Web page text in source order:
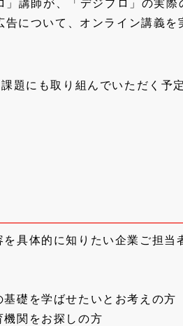
講師が、「デジプロ」の実際
について、オンライン講義を
題にも取り組んでいただく予
具体的に知りたい企業ご担当
礎を学ばせたいとお考えの方
関をお探しの方